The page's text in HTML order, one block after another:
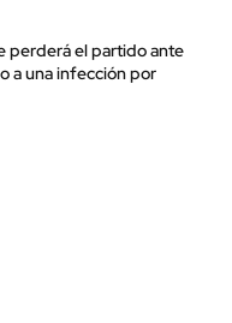
perderá el partido ante
a una infección por